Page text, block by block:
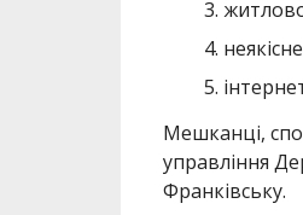
Мешканці,
управління
Франківську.